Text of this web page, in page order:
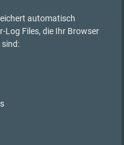
automatisch
Log Files, die Ihr Browser